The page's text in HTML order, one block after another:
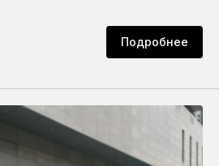
Подробнее